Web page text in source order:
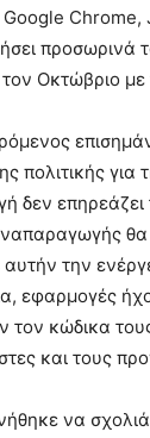
Chrome,
προσωρινά
τον Οκτώβριο
πολιτικής
δεν
θα
την
εφαρμογές
τον κώδικα
και τους
να